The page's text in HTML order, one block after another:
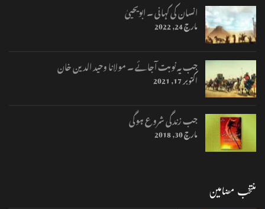
انسان کی کہانی ۔ ابویحییٰ
مارچ 24, 2022
جب یہ نوبت آجائے ۔ مولانا وحید الدین خان
اکتوبر 17, 2021
جب زندگی شروع ہوگی
مارچ 30, 2018
منتخب مضامین